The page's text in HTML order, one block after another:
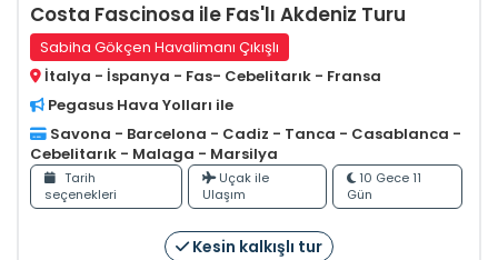
Costa Fascinosa ile Fas'lı Akdeniz Turu
Sabiha Gökçen Havalimanı Çıkışlı
İtalya - İspanya - Fas- Cebelitarık - Fransa
Pegasus Hava Yolları ile
Savona - Barcelona - Cadiz - Tanca - Casablanca -
Cebelitarık - Malaga - Marsilya
Tarih
seçenekleri
Uçak ile
Ulaşım
10 Gece 11
Gün
Kesin kalkışlı tur